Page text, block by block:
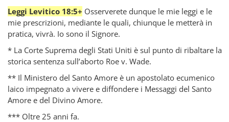
Leggi Levitico 18:5+ Osserverete dunque le mie leggi e le
mie prescrizioni, mediante le quali, chiunque le metterà in
pratica, vivrà. Io sono il Signore.
* La Corte Suprema degli Stati Uniti è sul punto di ribaltare la
storica sentenza sull’aborto Roe v. Wade.
** Il Ministero del Santo Amore è un apostolato ecumenico
laico impegnato a vivere e diffondere i Messaggi del Santo
Amore e del Divino Amore.
*** Oltre 25 anni fa.